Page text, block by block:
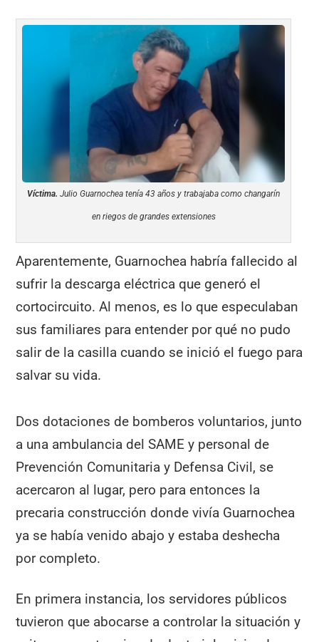
Víctima. Julio Guarnochea tenía 43 años y trabajaba como changarín
en riegos de grandes extensiones
Aparentemente, Guarnochea habría fallecido al
sufrir la descarga eléctrica que generó el
cortocircuito. Al menos, es lo que especulaban
sus familiares para entender por qué no pudo
salir de la casilla cuando se inició el fuego para
salvar su vida.
Dos dotaciones de bomberos voluntarios, junto
a una ambulancia del SAME y personal de
Prevención Comunitaria y Defensa Civil, se
acercaron al lugar, pero para entonces la
precaria construcción donde vivía Guarnochea
ya se había venido abajo y estaba deshecha
por completo.
En primera instancia, los servidores públicos
tuvieron que abocarse a controlar la situación y